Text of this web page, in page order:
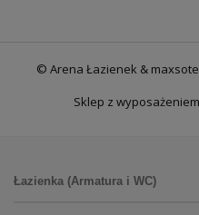
© Arena Łazienek & maxsote
Sklep z
Łazienka (Armatura i WC)